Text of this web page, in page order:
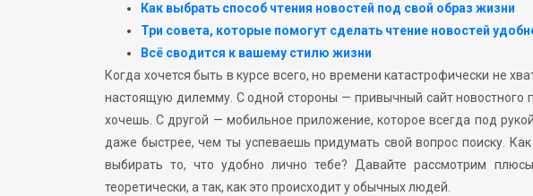
Как выбрать способ чтения новостей под свой образ жизни
Три совета, которые помогут сделать чтение новостей
Всё сводится к вашему стилю жизни
Когда хочется быть в курсе всего, но времени катастрофически не
настоящую дилемму. С одной стороны — привычный сайт новостного
хочешь. С другой — мобильное приложение, которое всегда под
даже быстрее, чем ты успеваешь придумать свой вопрос поиску.
выбирать то, что удобно лично тебе? Давайте рассмотрим
теоретически, а так, как это происходит у обычных людей.